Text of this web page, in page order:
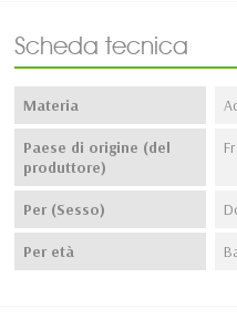
Scheda tecnica
Materia
Paese di origine (del
produttore)
Per (Sesso)
Per età